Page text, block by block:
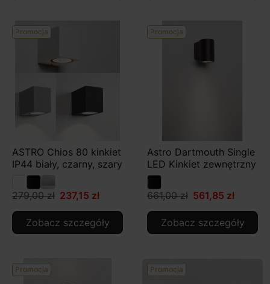
Promocja
ASTRO Chios 80 kinkiet
IP44 biały, czarny, szary
279,00 zł 237,15 zł
Zobacz szczegóły
Promocja
Astro Dartmouth Single
LED Kinkiet zewnętrzny
661,00 zł 561,85 zł
Zobacz szczegóły
Promocja Promocja